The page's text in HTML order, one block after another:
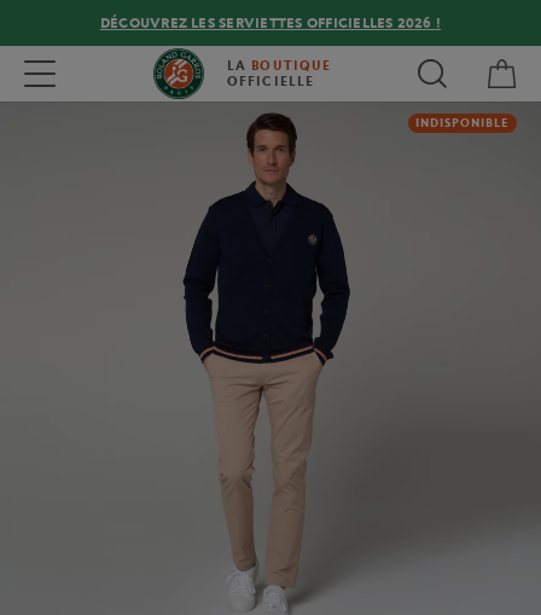
DÉCOUVREZ LES SERVIETTES OFFICIELLES 2026 !
Toggle navigation LA BOUTIQUE
OFFICIELLE
INDISPONIBLE